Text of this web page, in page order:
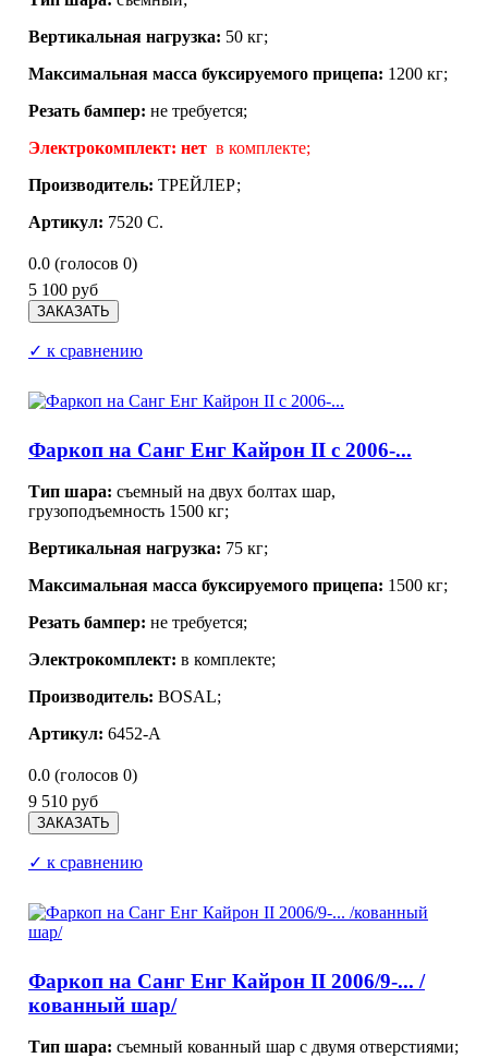
Вертикальная нагрузка: 50 кг;
Максимальная масса буксируемого прицепа: 1200 кг;
Резать бампер: не требуется;
Электрокомплект: нет в комплекте;
Производитель: ТРЕЙЛЕР;
Артикул: 7520 С.
0.0 (голосов 0)
5 100 руб
✓ к сравнению
Фаркоп на Санг Енг Кайрон II с 2006-...
Тип шара: съемный на двух болтах шар,
грузоподъемность 1500 кг;
Вертикальная нагрузка: 75 кг;
Максимальная масса буксируемого прицепа: 1500 кг;
Резать бампер: не требуется;
Электрокомплект: в комплекте;
Производитель: BOSAL;
Артикул: 6452-A
0.0 (голосов 0)
9 510 руб
✓ к сравнению
Фаркоп на Санг Енг Кайрон II 2006/9-... /
кованный шар/
Тип шара: съемный кованный шар с двумя отверстиями;